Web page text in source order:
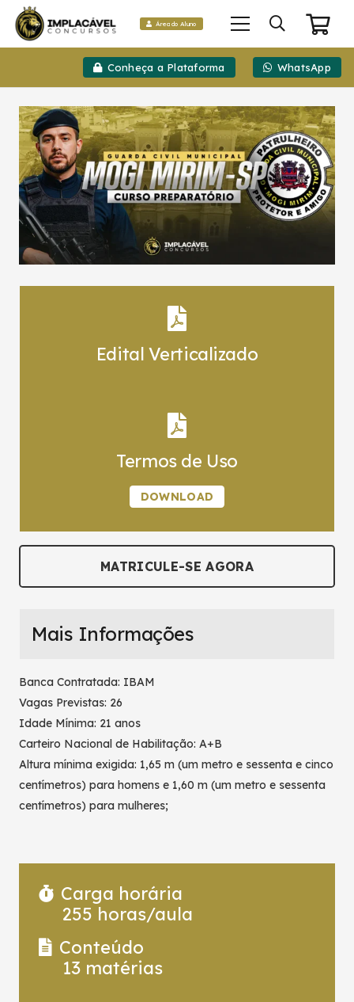
Área do Aluno
Conheça a Plataforma WhatsApp
Edital Verticalizado
Termos de Uso
DOWNLOAD
MATRICULE-SE AGORA
Mais Informações
Banca Contratada: IBAM
Vagas Previstas: 26
Idade Mínima: 21 anos
Carteiro Nacional de Habilitação: A+B
Altura mínima exigida: 1,65 m (um metro e sessenta e cinco
centímetros) para homens e 1,60 m (um metro e sessenta
centímetros) para mulheres;
Carga horária
255 horas/aula
Conteúdo
13 matérias